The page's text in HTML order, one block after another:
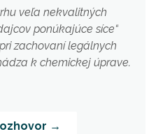
veľa nekvalitných
ponúkajúce síce“
zachovaní legálnych
k chemickej úprave.
→